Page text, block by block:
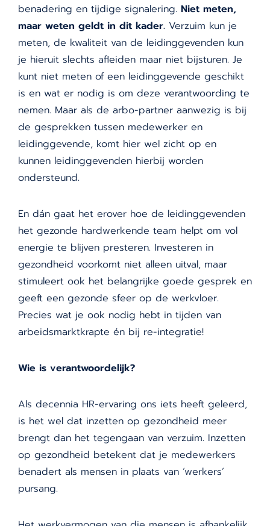
benadering en tijdige signalering. Niet meten,
maar weten geldt in dit kader. Verzuim kun je
meten, de kwaliteit van de leidinggevenden kun
je hieruit slechts afleiden maar niet bijsturen. Je
kunt niet meten of een leidinggevende geschikt
is en wat er nodig is om deze verantwoording te
nemen. Maar als de arbo-partner aanwezig is bij
de gesprekken tussen medewerker en
leidinggevende, komt hier wel zicht op en
kunnen leidinggevenden hierbij worden
ondersteund.
En dán gaat het erover hoe de leidinggevenden
het gezonde hardwerkende team helpt om vol
energie te blijven presteren. Investeren in
gezondheid voorkomt niet alleen uitval, maar
stimuleert ook het belangrijke goede gesprek en
geeft een gezonde sfeer op de werkvloer.
Precies wat je ook nodig hebt in tijden van
arbeidsmarktkrapte én bij re-integratie!
Wie is verantwoordelijk?
Als decennia HR-ervaring ons iets heeft geleerd,
is het wel dat inzetten op gezondheid meer
brengt dan het tegengaan van verzuim. Inzetten
op gezondheid betekent dat je medewerkers
benadert als mensen in plaats van ‘werkers’
pursang.